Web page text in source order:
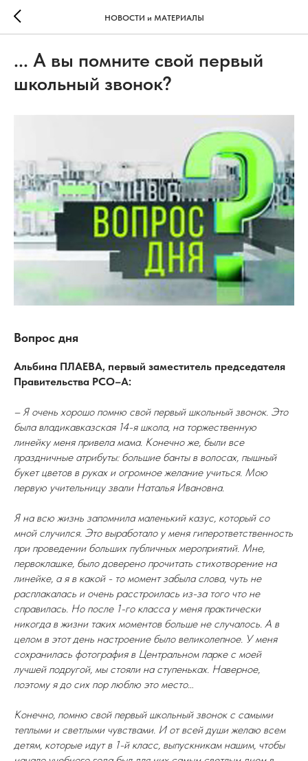
НОВОСТИ и МАТЕРИАЛЫ
... А вы помните свой первый
школьный звонок?
Вопрос дня
Альбина ПЛАЕВА, первый заместитель председателя
Правительства РСО–А:
– Я очень хорошо помню свой первый школьный звонок. Это
была владикавказская 14-я школа, на торжественную
линейку меня привела мама. Конечно же, были все
праздничные атрибуты: большие банты в волосах, пышный
букет цветов в руках и огромное желание учиться. Мою
первую учительницу звали Наталья Ивановна.
Я на всю жизнь запомнила маленький казус, который со
мной случился. Это выработало у меня гиперответственность
при проведении больших публичных мероприятий. Мне,
первоклашке, было доверено прочитать стихотворение на
линейке, а я в какой - то момент забыла слова, чуть не
расплакалась и очень расстроилась из-за того что не
справилась. Но после 1-го класса у меня практически
никогда в жизни таких моментов больше не случалось. А в
целом в этот день настроение было великолепное. У меня
сохранилась фотография в Центральном парке с моей
лучшей подругой, мы стояли на ступеньках. Наверное,
поэтому я до сих пор люблю это место…
Конечно, помню свой первый школьный звонок с самыми
теплыми и светлыми чувствами. И от всей души желаю всем
детям, которые идут в 1-й класс, выпускникам нашим, чтобы